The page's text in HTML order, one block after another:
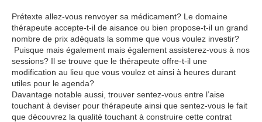
Prétexte allez-vous renvoyer sa médicament? Le domaine
thérapeute accepte-t-il de aisance ou bien propose-t-il un grand
nombre de prix adéquats la somme que vous voulez investir?
Puisque mais également mais également assisterez-vous à nos
sessions? Il se trouve que le thérapeute offre-t-il une
modification au lieu que vous voulez et ainsi à heures durant
utiles pour le agenda?
Davantage notable aussi, trouver sentez-vous entre l’aise
touchant à deviser pour thérapeute ainsi que sentez-vous le fait
que découvrez la qualité touchant à construire cette contrat